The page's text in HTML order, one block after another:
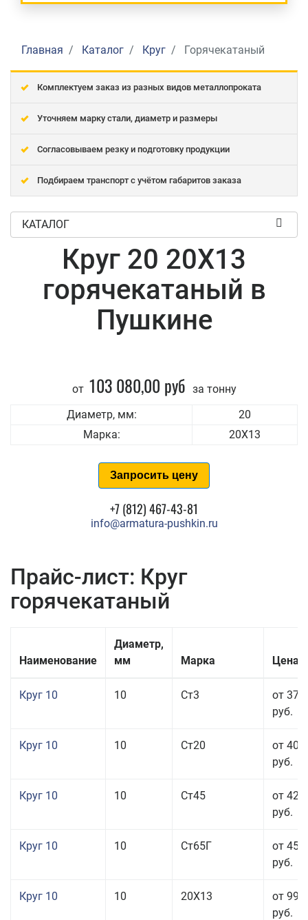
Главная Каталог Круг Горячекатаный
Комплектуем заказ из разных видов металлопроката
Уточняем марку стали, диаметр и размеры
Согласовываем резку и подготовку продукции
Подбираем транспорт с учётом габаритов заказа
КАТАЛОГ
Круг 20 20Х13
горячекатаный в
Пушкине
от 103 080,00 руб за тонну
Диаметр, мм:
20
Марка:
20Х13
Запросить цену
+7 (812) 467-43-81
info@armatura-pushkin.ru
Прайс-лист: Круг
горячекатаный
Наименование
Диаметр,
мм
Марка Цена
Круг 10 10 Ст3
от 37
руб.
Круг 10 10 Ст20
от 40
руб.
Круг 10 10 Ст45
от 42
руб.
Круг 10 10 Ст65Г
от 45
руб.
Круг 10 10 20Х13
от 99
руб.